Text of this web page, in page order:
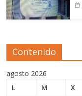
Contenido
agosto 2026
L
M X